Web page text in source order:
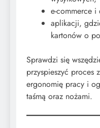
e-commerce i
aplikacji,
kartonów o
Sprawdzi się
przyspieszyć proces
ergonomię pracy i
taśmą oraz nożami.